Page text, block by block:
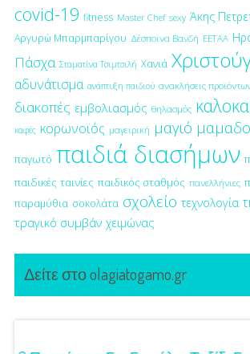
covid-19 fitness Master Chef sexy Άκης
Αργυρώ Μπαρμπαρίγου Δέσποινα Βανδή ΕΕΤΑΑ
Πάσχα Σταματίνα Τσιμτσιλή Χανιά
αδυνάτισμα ανάπτυξη παιδιού ανακλήσεις
διακοπές εμβολιασμός θηλασμός
καφές κορωνοϊός μαγειρική μαγιό
παγωτό παιδιά διασήμων
παιδικές ταινίες παιδικός σταθμός πανελλήνιες
παραμύθια σοκολάτα σχολείο τεχνολογία
τραγικό συμβάν χειμώνας
Δείτε στο olagiatogamo.gr